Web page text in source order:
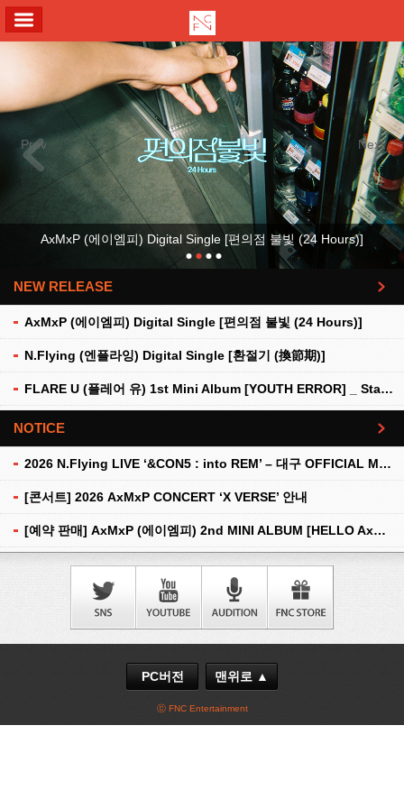
Previous Next
AxMxP (에이엠피) Digital Single [편의점 불빛 (24 Hours)]
NEW RELEASE
AxMxP (에이엠피) Digital Single [편의점 불빛 (24 Hours)]
N.Flying (엔플라잉) Digital Single [환절기 (換節期)]
FLARE U (플레어 유) 1st Mini Album [YOUTH ERROR] _ Stationery Kit Ver.
더보기
NOTICE
2026 N.Flying LIVE ‘&CON5 : into REM’ – 대구 OFFICIAL MD 현장 판매 안내
[콘서트] 2026 AxMxP CONCERT ‘X VERSE’ 안내
[예약 판매] AxMxP (에이엠피) 2nd MINI ALBUM [HELLO AxMxP] 예약 판매 안내
더보기
PC버전 맨위로 ▲
ⓒ FNC Entertainment